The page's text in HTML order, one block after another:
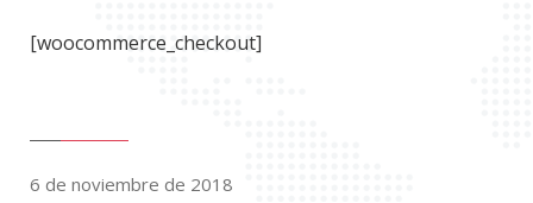
[woocommerce_checkout]
6 de noviembre de 2018